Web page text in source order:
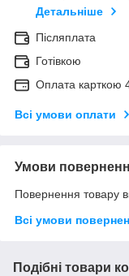
Детальніше
Післяплата
Готівкою
Оплата карткою
Всі умови оплати
Умови
Повернення товару
Всі умови
Подібні товари